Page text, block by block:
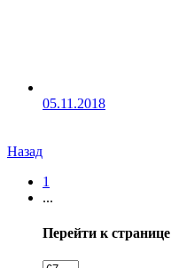
05.11.2018
Назад
1
...
Перейти к странице